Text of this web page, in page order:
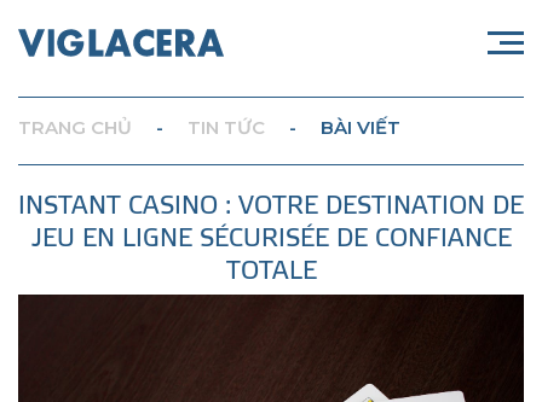
TRANG CHỦ - TIN TỨC - BÀI VIẾT
INSTANT CASINO : VOTRE DESTINATION DE
JEU EN LIGNE SÉCURISÉE DE CONFIANCE
TOTALE